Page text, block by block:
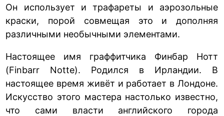
Он использует и трафареты и аэрозольные
краски, порой совмещая это и дополняя
различными необычными элементами.
Настоящее имя граффитчика Финбар Нотт
(Finbarr Notte). Родился в Ирландии. В
настоящее время живёт и работает в Лондоне.
Искусство этого мастера настолько известно,
что сами власти английского города